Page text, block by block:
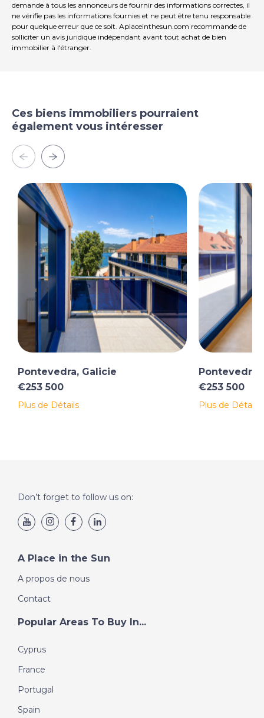
demande à tous les annonceurs de fournir des informations correctes, il
ne vérifie pas les informations fournies et ne peut être tenu responsable
pour quelque erreur que ce soit. Aplaceinthesun.com recommande de
solliciter un avis juridique indépendant avant tout achat de bien
immobilier à l'étranger.
Ces biens immobiliers pourraient
également vous intéresser
Pontevedra, Galicie
€253 500
Plus de Détails
Pontevedra,
€253 500
Plus de Détails
Don’t forget to follow us on:
A Place in the Sun
A propos de nous
Contact
Popular Areas To Buy In...
Cyprus
France
Portugal
Spain